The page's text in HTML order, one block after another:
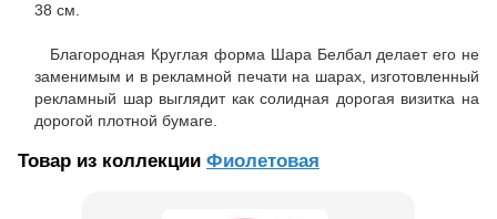
38 см.
Благородная Круглая форма Шара Белбал делает его не
заменимым и в рекламной печати на шарах, изготовленный
рекламный шар выглядит как солидная дорогая визитка на
дорогой плотной бумаге.
Товар из коллекции Фиолетовая